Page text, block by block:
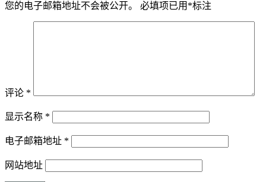
您的电子邮箱地址不会被公开。 必填项已用 *标注
评论 *
显示名称 *
电子邮箱地址 *
网站地址